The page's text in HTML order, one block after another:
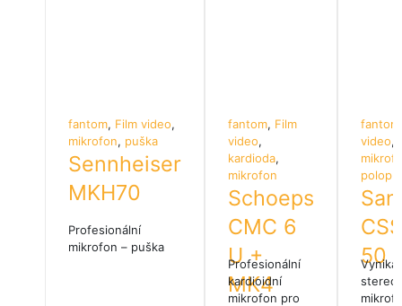
fantom, Film video,
mikrofon, puška
Sennheiser
MKH70
Profesionální
mikrofon – puška
fantom, Film
video,
kardioda,
mikrofon
Schoeps
CMC 6
U +
MK4
Profesionální
kardioidní
mikrofon pro
fantom
video,
50